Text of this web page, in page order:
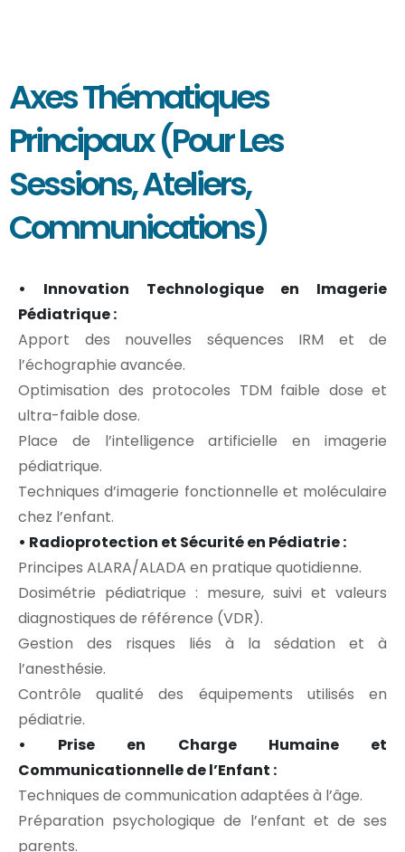
Axes Thématiques
Principaux (pour Les
Sessions, Ateliers,
Communications)
• Innovation Technologique en Imagerie
Pédiatrique :
Apport des nouvelles séquences IRM et de
l’échographie avancée.
Optimisation des protocoles TDM faible dose et
ultra-faible dose.
Place de l’intelligence artificielle en imagerie
pédiatrique.
Techniques d’imagerie fonctionnelle et moléculaire
chez l’enfant.
• Radioprotection et Sécurité en Pédiatrie :
Principes ALARA/ALADA en pratique quotidienne.
Dosimétrie pédiatrique : mesure, suivi et valeurs
diagnostiques de référence (VDR).
Gestion des risques liés à la sédation et à
l’anesthésie.
Contrôle qualité des équipements utilisés en
pédiatrie.
• Prise en Charge Humaine et
Communicationnelle de l’Enfant :
Techniques de communication adaptées à l’âge.
Préparation psychologique de l’enfant et de ses
parents.